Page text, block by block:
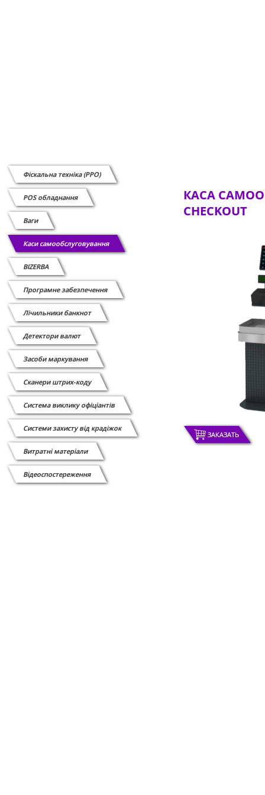
Фіскальна техніка (РРО)
POS обладнання
Ваги
Каси самообслуговування
BIZERBA
Програмне забезпечення
Лічильники банкнот
Детектори валют
Засоби маркування
Сканери штрих-коду
Cистема виклику офіціантів
Системи захисту від крадіжок
Витратні матеріали
Відеоспостереження
КАСА
CHECKOUT
ЗАКАЗАТЬ